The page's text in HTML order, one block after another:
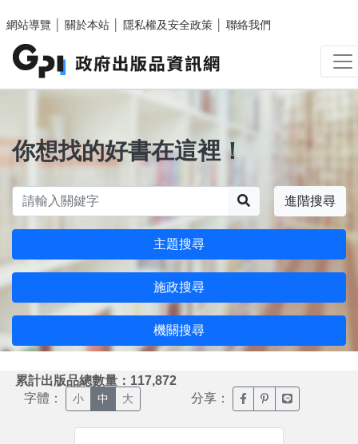
網站導覽
關於本站 隱私權及安全政策 聯絡我們
你想找的好書在這裡！
進階搜尋
主題搜尋
施政搜尋
機關搜尋
累計出版品總數量：117,872
字體： 小 中 大 分享： 臉書分享(另開新視窗)
噗浪分享(另開新
Line分享(另